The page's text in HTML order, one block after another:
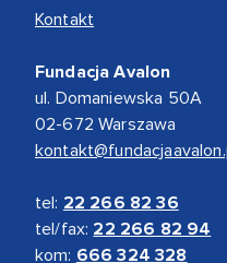
Kontakt
Fundacja Avalon
ul. Domaniewska 50A
02-672 Warszawa
tel: 22 266 82 36
tel/fax: 22 266 82 94
kom: 666 324 328